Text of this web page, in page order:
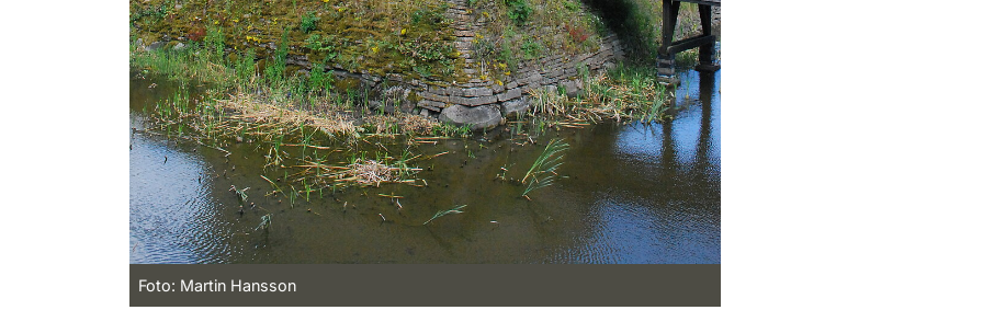
Foto: Martin Hansson